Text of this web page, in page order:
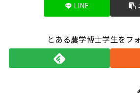
LINE
とある農学博士学生をフ